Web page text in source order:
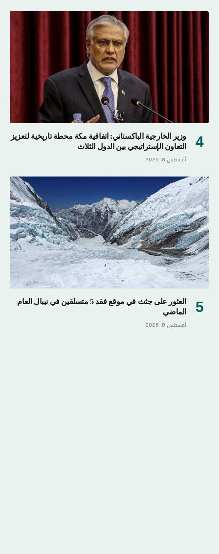
وزير الخارجية الباكستاني: اتفاقية مكة محطة تاريخية لتعزيز
التعاون الإستراتيجي بين الدول الثلاث
أغسطس 8, 2026
العثور على جثث في موقع فقد 5 متسلقين في نيبال العام
الماضي
أغسطس 8, 2026